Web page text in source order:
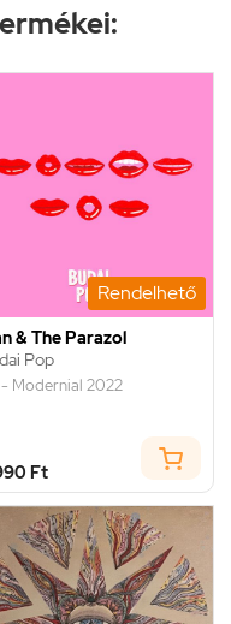
Rendelhető
& The Parazol
Pop
Modernial 2022
Ft